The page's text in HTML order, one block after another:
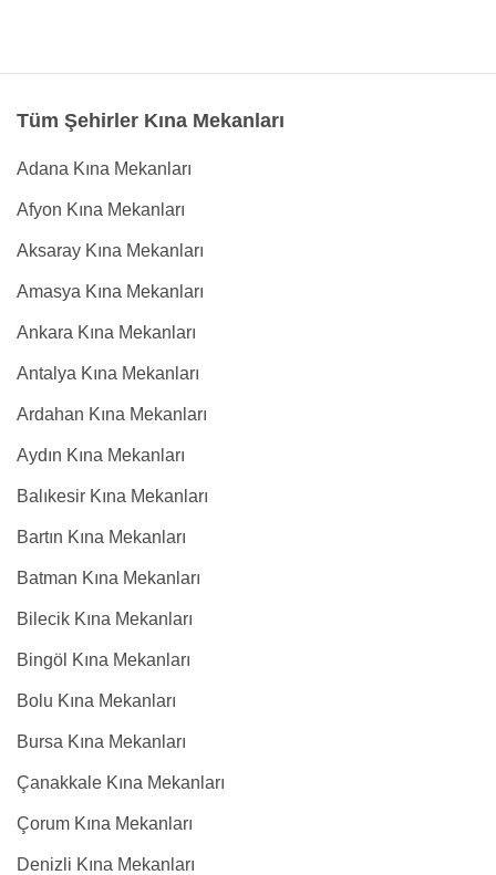
Tüm Şehirler Kına Mekanları
Adana Kına Mekanları
Afyon Kına Mekanları
Aksaray Kına Mekanları
Amasya Kına Mekanları
Ankara Kına Mekanları
Antalya Kına Mekanları
Ardahan Kına Mekanları
Aydın Kına Mekanları
Balıkesir Kına Mekanları
Bartın Kına Mekanları
Batman Kına Mekanları
Bilecik Kına Mekanları
Bingöl Kına Mekanları
Bolu Kına Mekanları
Bursa Kına Mekanları
Çanakkale Kına Mekanları
Çorum Kına Mekanları
Denizli Kına Mekanları